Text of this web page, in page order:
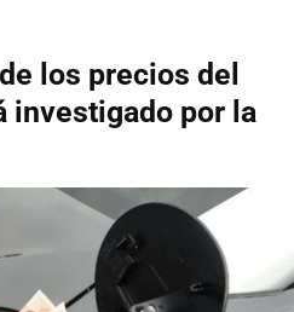
los precios del
investigado por la